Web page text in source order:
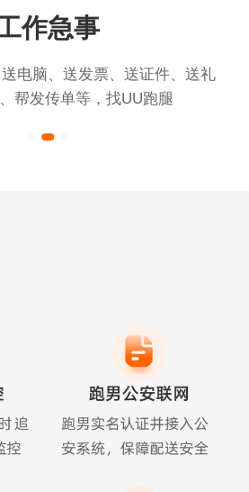
作急事
电脑、送发票、送证件、送礼
帮发传单等，找UU跑腿